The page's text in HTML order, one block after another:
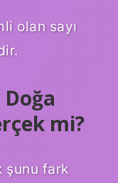
olan sayı
mi?
şunu fark